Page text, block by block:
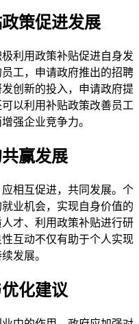
策促进发展
利用政策补贴促进自身发
工，申请政府推出的招聘
创新的投入，申请政府提
以利用补贴政策改善员工
强企业竞争力。
赢发展
相互促进，共同发展。个
业机会，实现自身价值的
才、利用政策补贴进行研
互动不仅有助于个人实现
发展。
化建议